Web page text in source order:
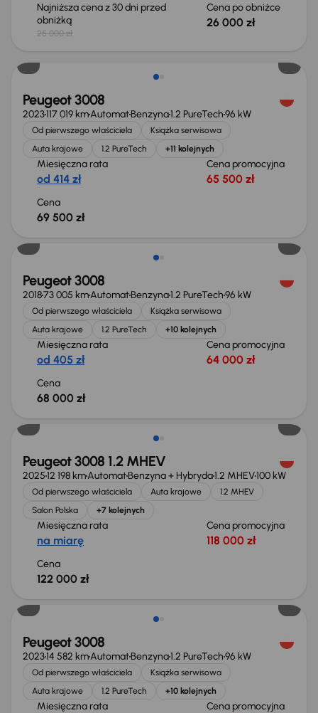
Najniższa cena z 30 dni przed
obniżką
25 000 zł
Cena po obniżce
26 000 zł
Peugeot 3008
2023117 019 kmAutomatBenzyna1.2 PureTech96 kW
Od pierwszego właściciela
Książka serwisowa
Auta krajowe
1.2 PureTech +11 kolejnych
Miesięczna rata
od 414 zł
Cena promocyjna
65 500 zł
Cena
69 500 zł
Peugeot 3008
201873 005 kmAutomatBenzyna1.2 PureTech96 kW
Od pierwszego właściciela
Książka serwisowa
Auta krajowe
1.2 PureTech +10 kolejnych
Miesięczna rata
od 405 zł
Cena promocyjna
64 000 zł
Cena
68 000 zł
Od nowego taniej o 53 999 zł
Peugeot 3008 1.2 MHEV
202512 198 kmAutomatBenzyna + Hybryda1.2 MHEV100 kW
Od pierwszego właściciela Auta krajowe
1.2 MHEV
Salon Polska
+7 kolejnych
Miesięczna rata
na miarę
Cena promocyjna
118 000 zł
Cena
122 000 zł
Peugeot 3008
202314 582 kmAutomatBenzyna1.2 PureTech96 kW
Od pierwszego właściciela
Książka serwisowa
Auta krajowe
1.2 PureTech +10 kolejnych
Miesięczna rata Cena promocyjna